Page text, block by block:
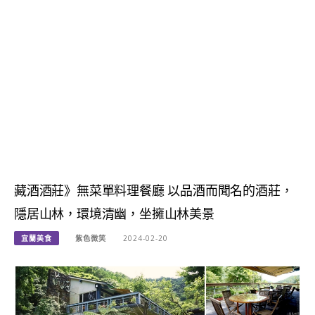
藏酒酒莊》無菜單料理餐廳 以品酒而聞名的酒莊，
隱居山林，環境清幽，坐擁山林美景
宜蘭美食 紫色微笑 2024-02-20